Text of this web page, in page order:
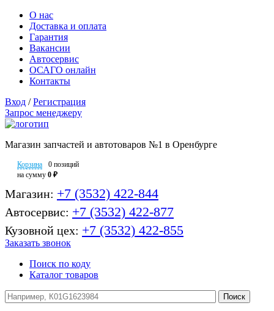
О нас
Доставка и оплата
Гарантия
Вакансии
Автосервис
ОСАГО онлайн
Контакты
Вход / Регистрация
Запрос менеджеру
Магазин запчастей и автотоваров №1 в Оренбурге
Корзина
0 позиций
на сумму 0 ₽
Магазин: +7 (3532) 422-844
Автосервис: +7 (3532) 422-877
Кузовной цех: +7 (3532) 422-855
Заказать звонок
Поиск по коду
Каталог товаров